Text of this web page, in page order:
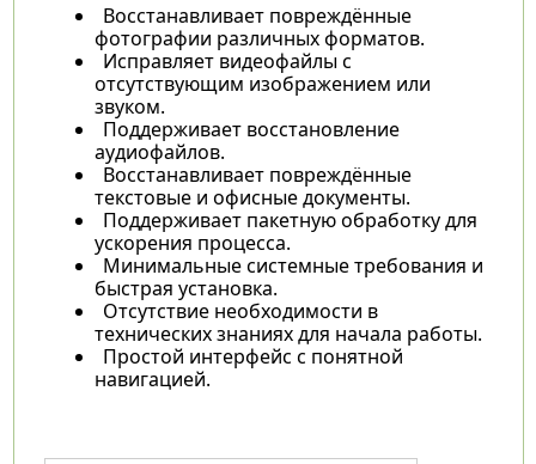
Восстанавливает повреждённые
фотографии различных форматов.
Исправляет видеофайлы с
отсутствующим изображением или
звуком.
Поддерживает восстановление
аудиофайлов.
Восстанавливает повреждённые
текстовые и офисные документы.
Поддерживает пакетную обработку для
ускорения процесса.
Минимальные системные требования и
быстрая установка.
Отсутствие необходимости в
технических знаниях для начала работы.
Простой интерфейс с понятной
навигацией.